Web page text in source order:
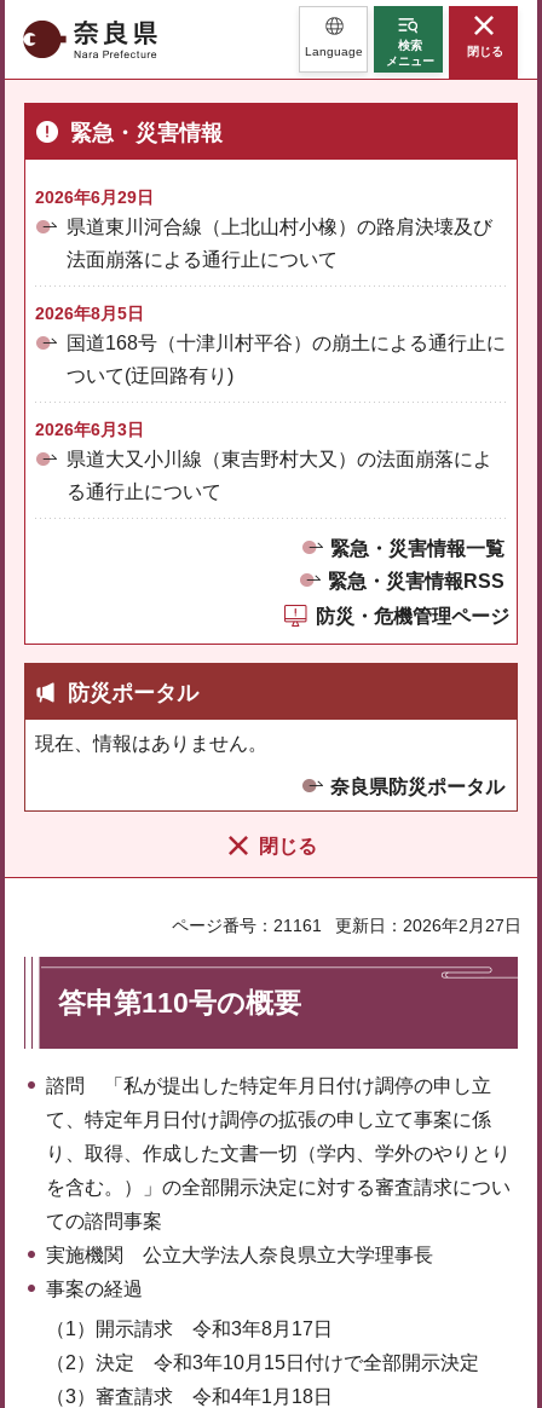
奈良県 Language
検索
メニュー
閉じる
緊急・災害情報
2026年6月29日
県道東川河合線（上北山村小橡）の路肩決壊及び
法面崩落による通行止について
2026年8月5日
国道168号（十津川村平谷）の崩土による通行止に
ついて(迂回路有り)
2026年6月3日
県道大又小川線（東吉野村大又）の法面崩落によ
る通行止について
緊急・災害情報一覧
緊急・災害情報RSS
防災・危機管理ページ
防災ポータル
現在、情報はありません。
奈良県防災ポータル
閉じる
ページ番号：21161 更新日：2026年2月27日
答申第110号の概要
諮問 「私が提出した特定年月日付け調停の申し立
て、特定年月日付け調停の拡張の申し立て事案に係
り、取得、作成した文書一切（学内、学外のやりとり
を含む。）」の全部開示決定に対する審査請求につい
ての諮問事案
実施機関 公立大学法人奈良県立大学理事長
事案の経過
（1）開示請求 令和3年8月17日
（2）決定 令和3年10月15日付けで全部開示決定
（3）審査請求 令和4年1月18日